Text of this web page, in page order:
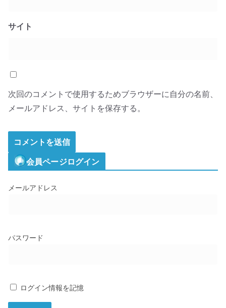
サイト
次回のコメントで使用するためブラウザーに自分の名前、
メールアドレス、サイトを保存する。
会員ページログイン
メールアドレス
パスワード
ログイン情報を記憶